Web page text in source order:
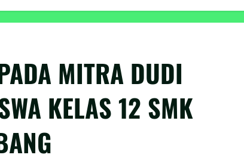
MITRA DUDI
KELAS 12 SMK